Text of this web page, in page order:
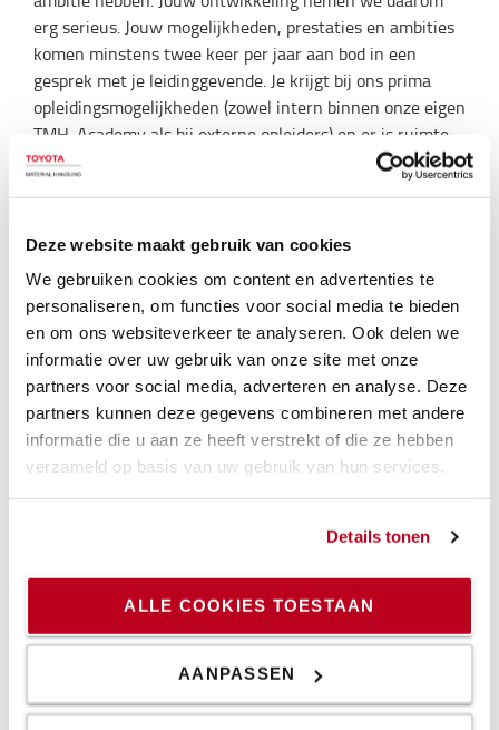
Deze website maakt gebruik van cookies
We gebruiken cookies om content en advertenties te
personaliseren, om functies voor social media te bieden
en om ons websiteverkeer te analyseren. Ook delen we
informatie over uw gebruik van onze site met onze
partners voor social media, adverteren en analyse. Deze
partners kunnen deze gegevens combineren met andere
informatie die u aan ze heeft verstrekt of die ze hebben
verzameld op basis van uw gebruik van hun services.
Details tonen
ALLE COOKIES TOESTAAN
AANPASSEN
erg serieus. Jouw mogelijkheden, prestaties en ambities
komen minstens twee keer per jaar aan bod in een
gesprek met je leidinggevende. Je krijgt bij ons prima
opleidingsmogelijkheden (zowel intern binnen onze eigen
TMH-Academy als bij externe opleiders) en er is ruimte
om je te ontwikkelen en door te groeien.
Daarnaast staan wij erg open voor een proactieve
zaken binnen onze organisatie te verbeteren, dan horen
wij dat graag. We bieden je de vrijheid om je goede
ideeën zelf uit te voeren. Ook stellen wij het op prijs als
je denkt buiten de kaders van je eigen functieprofiel of
vakgebied en stimuleren we ondernemerschap. “Kaizen”,
oftewel continue verbetering noemen we dat in het
Japans.
Een sociaal bedrijf
Material Handling ook een sociale werkgever zijn. Dat uit
zich in bijvoorbeeld aandacht voor een goede werk-privé
balans, aandacht voor ergonomisch en veilig werken en
ruimte voor zorg- of studieverlof. Ondanks dat we deel
uitmaken van een wereldwijd concern, ben je bij ons
zeker geen nummer en zijn we er trots op dat we een
sociale en informele bedrijfscultuur kennen.